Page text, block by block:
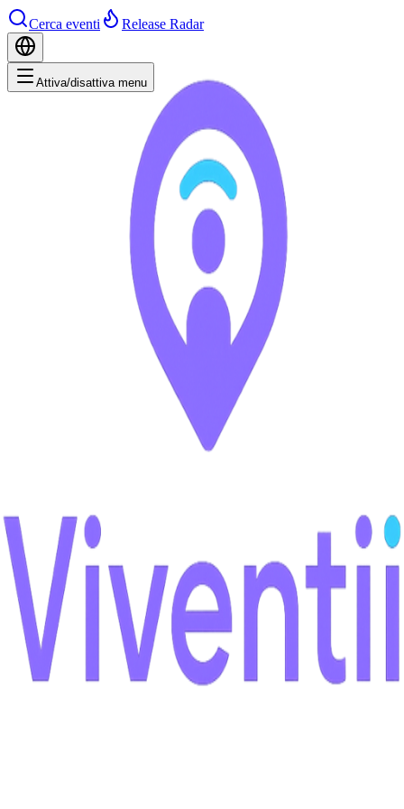
Cerca eventi Release Radar
Attiva/disattiva menu